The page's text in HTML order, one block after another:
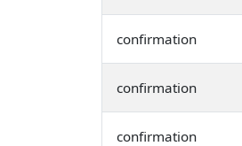
confirmation
confirmation
confirmation